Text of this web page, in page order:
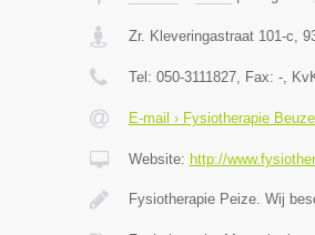
Zr. Kleveringastraat 101-c,
Tel: 050-3111827, Fax: -,
E-mail › Fysiotherapie
Website: http://
Fysiotherapie Peize. Wij